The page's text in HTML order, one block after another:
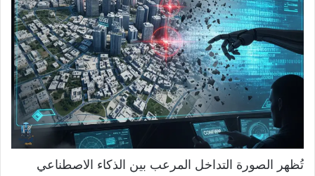
تُظهر الصورة التداخل المرعب بين الذكاء الاصطناعي